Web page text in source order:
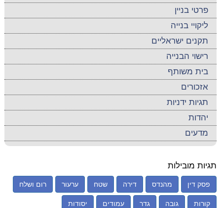
פרטי בניין
ליקויי בנייה
תקנים ישראליים
רישוי הבנייה
בית משותף
אזכורים
תגיות ידניות
יהדות
מדעים
תגיות מובילות
פסק דין מהנדס דירה שטח ערעור רום ושלח
קורות גובה גדר עמודים יסודות